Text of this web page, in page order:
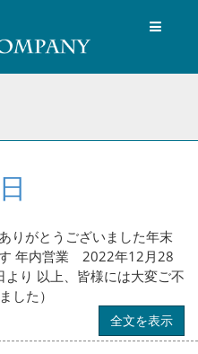
Toggle
りがとうございました年末
年内営業 2022年12月28
り 以上、皆様には大変ご不
した）
全文を表示